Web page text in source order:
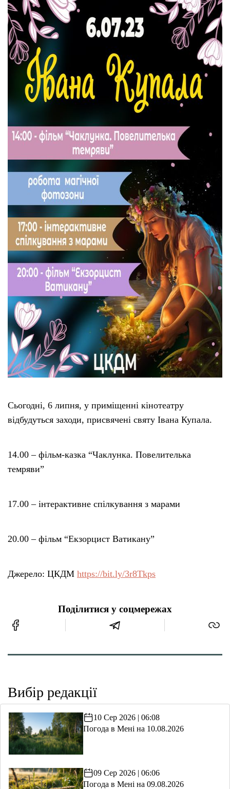
Сьогодні, 6 липня, у приміщенні кінотеатру
відбудуться заходи, присвячені святу Івана Купала.
14.00 – фільм-казка “Чаклунка. Повелителька
темряви”
17.00 – інтерактивне спілкування з марами
20.00 – фільм “Екзорцист Ватикану”
Джерело: ЦКДМ https://bit.ly/3r8Tkps
Поділитися у соцмережах
Вибір редакції
10 Сер 2026 | 06:08
Погода в Мені на 10.08.2026
09 Сер 2026 | 06:06
Погода в Мені на 09.08.2026